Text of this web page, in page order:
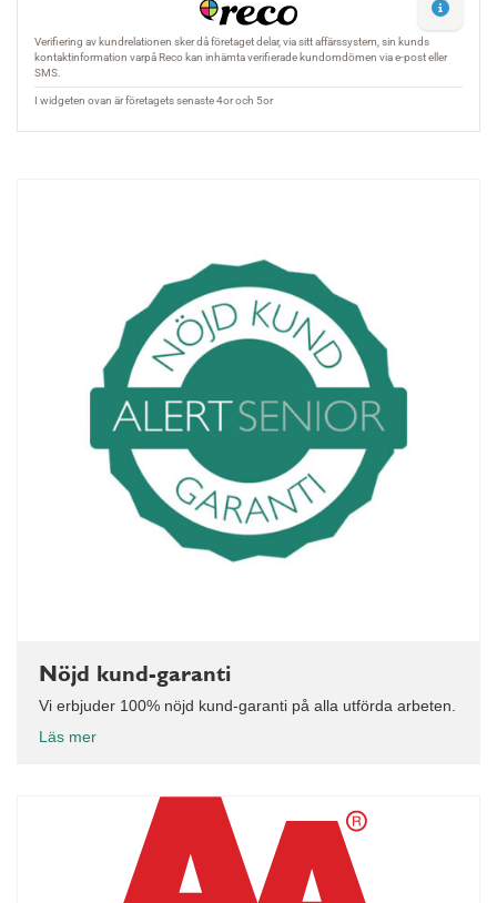
Nöjd kund-garanti
Vi erbjuder 100% nöjd kund-garanti på alla utförda arbeten.
Läs mer